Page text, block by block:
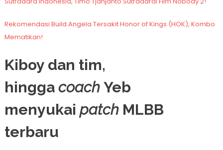
Rekomendasi Build Angela Tersakit Honor of Kings (HOK), Kombo
Mematikan!
Kiboy dan tim,
hingga coachYeb
menyukai patch MLBB
terbaru